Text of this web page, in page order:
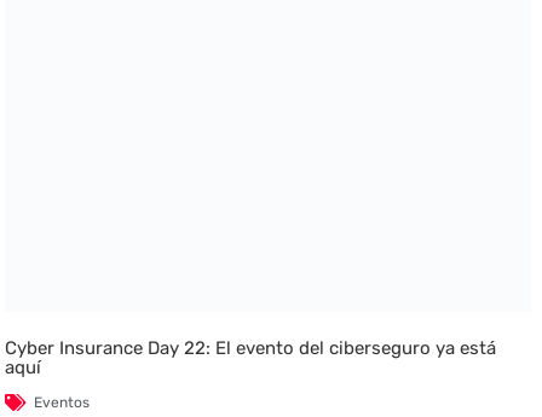
Cyber Insurance Day 22: El evento del ciberseguro ya está
aquí
Eventos